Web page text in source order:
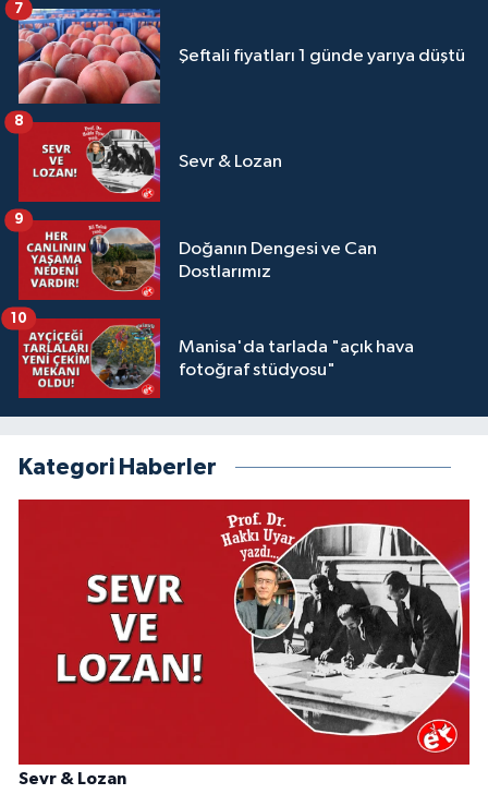
Şeftali fiyatları 1 günde yarıya düştü
7
Sevr & Lozan
8
Doğanın Dengesi ve Can
Dostlarımız
9
Manisa'da tarlada "açık hava
fotoğraf stüdyosu"
10
Kategori Haberler
Sevr & Lozan